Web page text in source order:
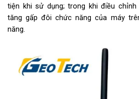
tiện khi sử dụng; trong khi điều chỉnh
tăng gấp đôi chức năng của máy
năng.